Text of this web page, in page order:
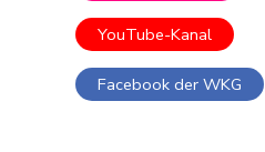
YouTube-Kanal
Facebook der WKG